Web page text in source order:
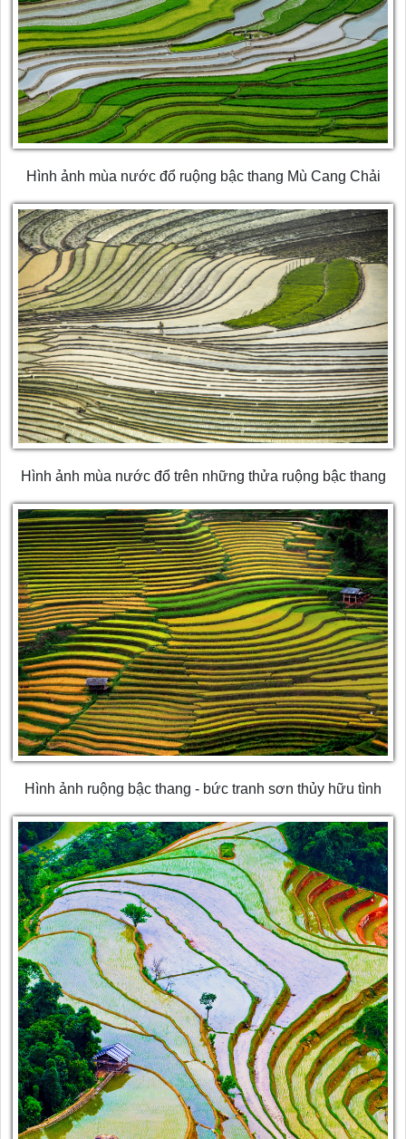
Hình ảnh mùa nước đổ ruộng bậc thang Mù Cang Chải
Hình ảnh mùa nước đổ trên những thửa ruộng bậc thang
Hình ảnh ruộng bậc thang - bức tranh sơn thủy hữu tình